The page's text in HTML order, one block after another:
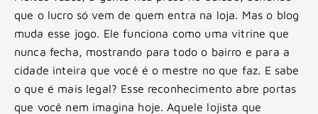
que o lucro só vem de quem entra na loja. Mas o blog
muda esse jogo. Ele funciona como uma vitrine que
nunca fecha, mostrando para todo o bairro e para a
cidade inteira que você é o mestre no que faz. E sabe
o que é mais legal? Esse reconhecimento abre portas
que você nem imagina hoje. Aquele lojista que